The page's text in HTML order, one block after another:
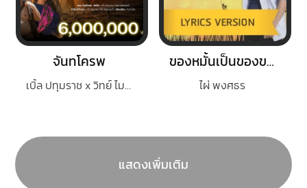
จันทโครพ
เบิ้ล ปทุมราช x วิทย์ ไมค์ทองคำ
ของหมั้นเป็นของขวัญ
ไผ่ พงศธร
แสดงเพิ่มเติม